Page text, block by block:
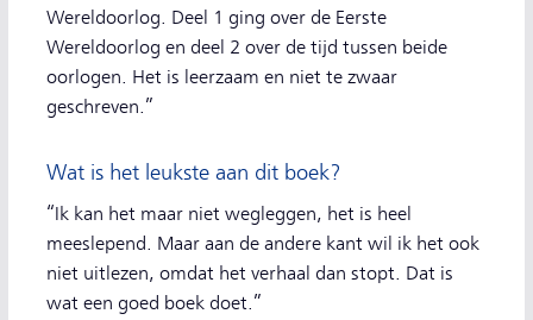
Wereldoorlog. Deel 1 ging over de Eerste
Wereldoorlog en deel 2 over de tijd tussen beide
oorlogen. Het is leerzaam en niet te zwaar
geschreven.”
Wat is het leukste aan dit boek?
“Ik kan het maar niet wegleggen, het is heel
meeslepend. Maar aan de andere kant wil ik het ook
niet uitlezen, omdat het verhaal dan stopt. Dat is
wat een goed boek doet.”